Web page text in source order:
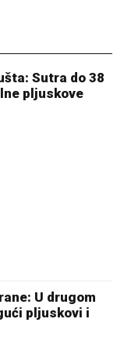
Sutra do 38
pljuskove
U drugom
pljuskovi i